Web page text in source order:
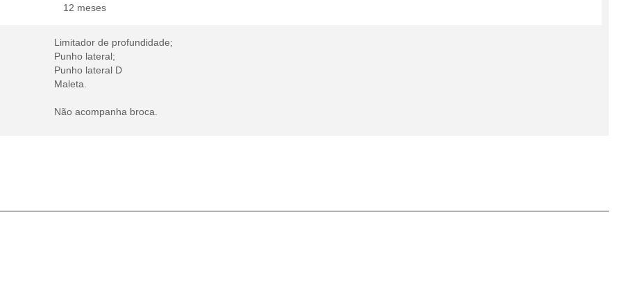
12 meses
Limitador de profundidade;
Punho lateral;
Punho lateral D
Maleta.
Não acompanha broca.